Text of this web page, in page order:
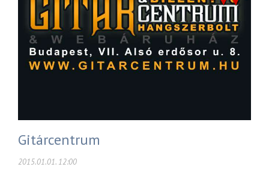
Gitárcentrum
2015.01.01. 12:00